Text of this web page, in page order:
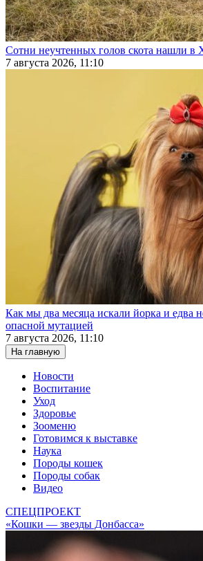
Сотни неучтенных голов скота нашли в
7 августа 2026, 11:10
Как мы два месяца искали йорка и едва
опасной мутацией
7 августа 2026, 11:10
На главную
Новости
Воспитание
Уход
Здоровье
Зооменю
Готовимся к выставке
Наука
Породы кошек
Породы собак
Видео
СПЕЦПРОЕКТ
«Кошки — звезды Донбасса»